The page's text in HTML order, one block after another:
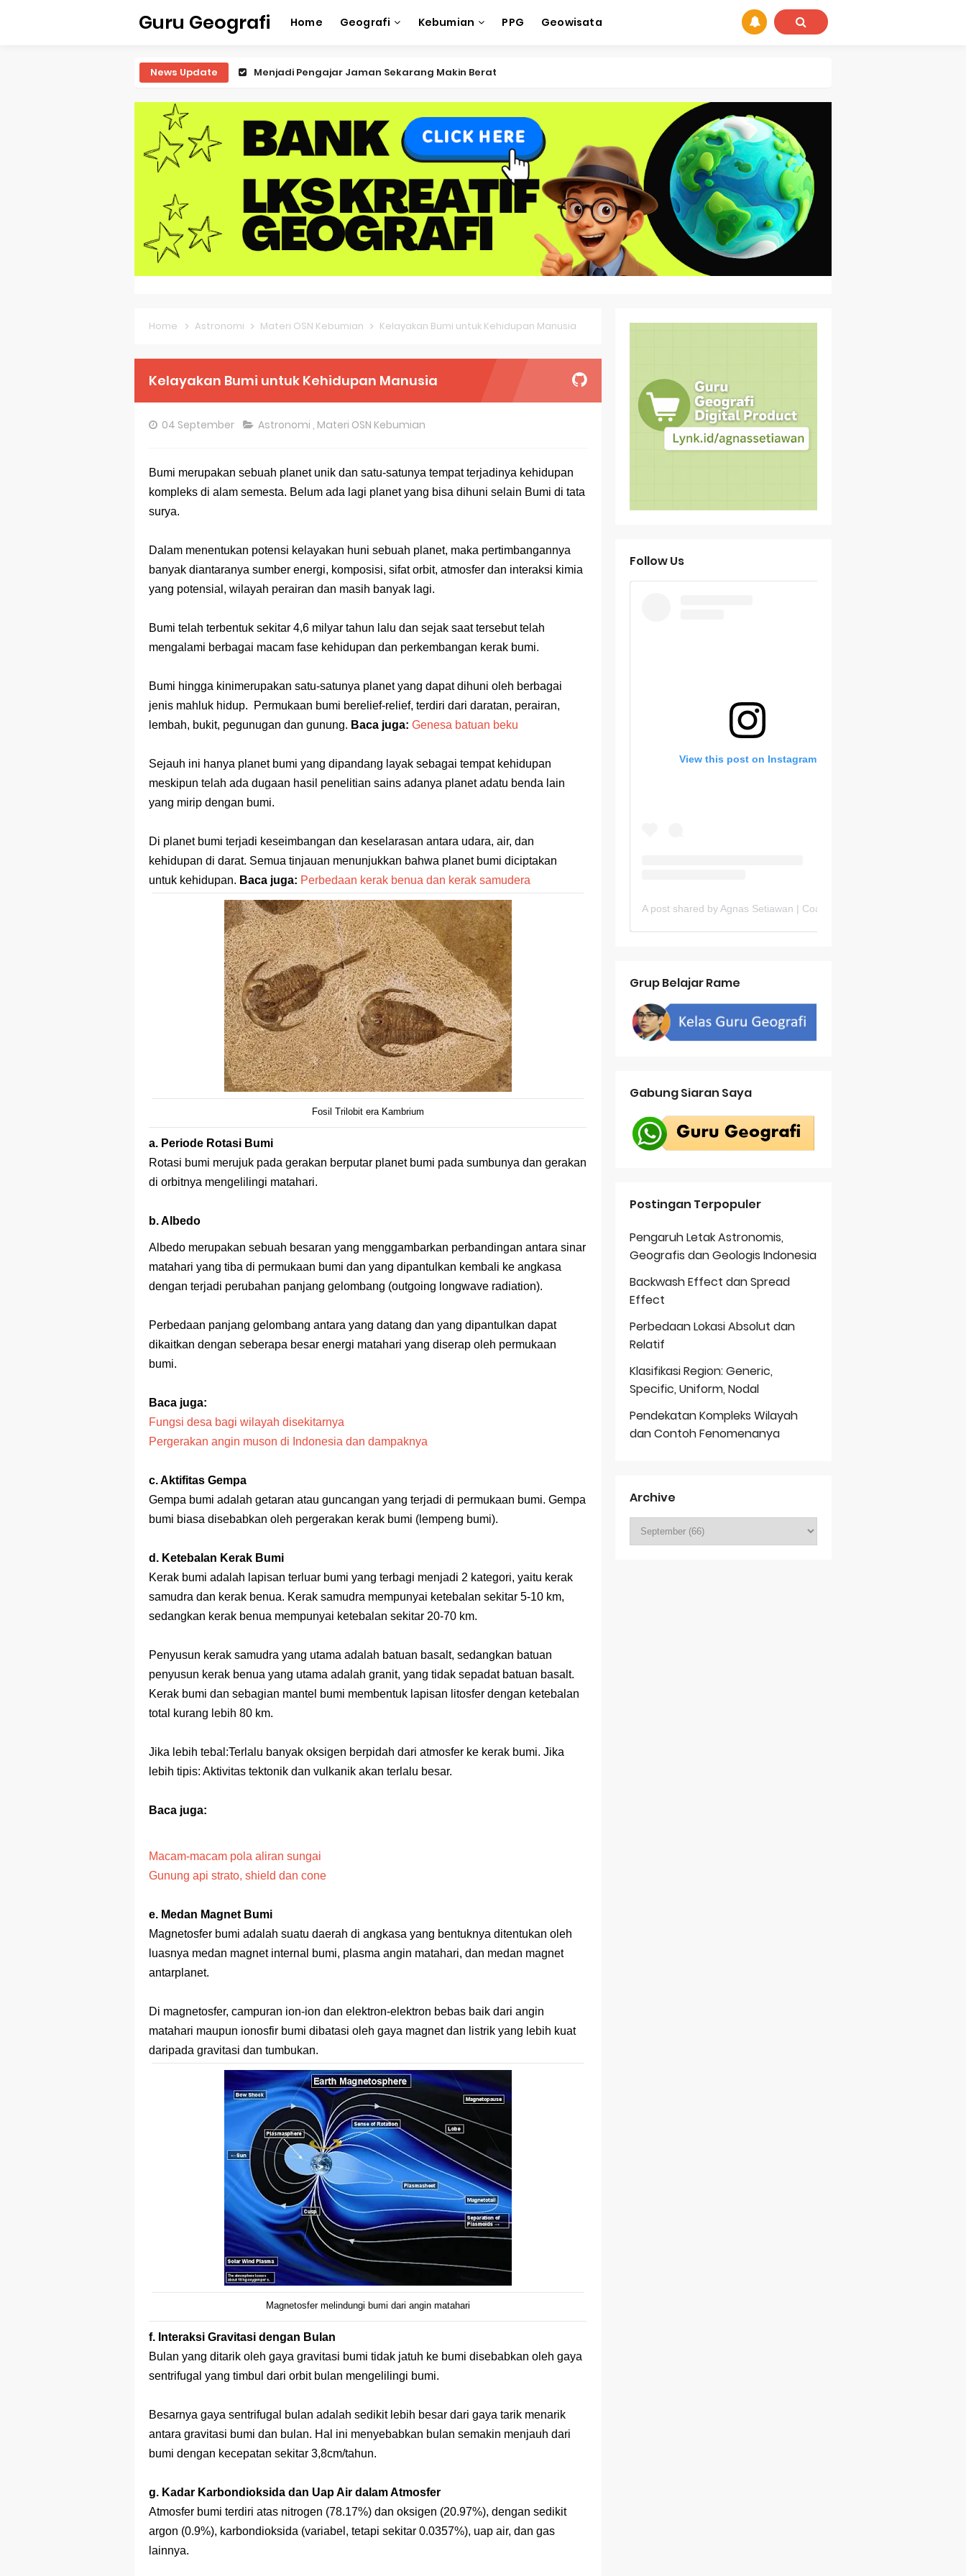
Guru Geografi Home Geografi Kebumian PPG Geowisata
News Update Latihan Prediksi Soal OSK Geografi 2026 Part Geografi Ekonomi
Latihan Prediksi Soal OSK Geografi 2026 Part Geografi Pertanian
Latihan Prediksi Soal OSK Geografi 2026 Part Geografi Budaya
Latihan Prediksi Soal OSK Geografi 2026 Part Dinamika Kota
Pembahasan Soal OSN-K Geografi 2025 No 51-55
Pembahasan Soal OSN-K Geografi 2025 No 46-50
Pembahasan Soal OSN-K Geografi 2025 No 41-45
Pembahasan Soal OSN-K Geografi 2025 No 21-25
Pembahasan Soal OSN-K Geografi 2025 No 16-20
Pembahasan Soal OSN-K Geografi 2025 No 11-15
Pembahasan Soal OSN-K Geografi 2025 No 6-10
Pembahasan Soal OSN-K Geografi 2025 No 1-5
Bencana Banjir Bandang di Sumatra Salah Manusia
Gratis, Pre Test Online Calon Pejuang OSN Geografi 2026
Prediksi Soal TKA Geografi Topik Konsep Geografi + Kunci
STOP Belajar Geografi Pakai Cara Lama! 😤 TKA 2025 Beda Level. Kuasai 150 Bank Soal HOTS Sekarang!
3 Jurus Sakti Menaklukkan Soal TKA Geografi [Wajib Baca]
Menjadi Pengajar Jaman Sekarang Makin Berat
Home Astronomi Materi OSN Kebumian Kelayakan Bumi untuk Kehidupan Manusia
Kelayakan Bumi untuk Kehidupan Manusia
04 September Astronomi , Materi OSN Kebumian
Bumi merupakan sebuah planet unik dan satu-satunya tempat terjadinya kehidupan
kompleks di alam semesta. Belum ada lagi planet yang bisa dihuni selain Bumi di tata
surya.
Dalam menentukan potensi kelayakan huni sebuah planet, maka pertimbangannya
banyak diantaranya sumber energi, komposisi, sifat orbit, atmosfer dan interaksi kimia
yang potensial, wilayah perairan dan masih banyak lagi.
Bumi telah terbentuk sekitar 4,6 milyar tahun lalu dan sejak saat tersebut telah
mengalami berbagai macam fase kehidupan dan perkembangan kerak bumi.
Bumi hingga kinimerupakan satu-satunya planet yang dapat dihuni oleh berbagai
jenis mahluk hidup. Permukaan bumi berelief-relief, terdiri dari daratan, perairan,
lembah, bukit, pegunugan dan gunung. Baca juga: Genesa batuan beku
Sejauh ini hanya planet bumi yang dipandang layak sebagai tempat kehidupan
meskipun telah ada dugaan hasil penelitian sains adanya planet adatu benda lain
yang mirip dengan bumi.
Di planet bumi terjadi keseimbangan dan keselarasan antara udara, air, dan
kehidupan di darat. Semua tinjauan menunjukkan bahwa planet bumi diciptakan
untuk kehidupan. Baca juga: Perbedaan kerak benua dan kerak samudera
Fosil Trilobit era Kambrium
a. Periode Rotasi Bumi
Rotasi bumi merujuk pada gerakan berputar planet bumi pada sumbunya dan gerakan
di orbitnya mengelilingi matahari.
b. Albedo
Albedo merupakan sebuah besaran yang menggambarkan perbandingan antara sinar
matahari yang tiba di permukaan bumi dan yang dipantulkan kembali ke angkasa
dengan terjadi perubahan panjang gelombang (outgoing longwave radiation).
Perbedaan panjang gelombang antara yang datang dan yang dipantulkan dapat
dikaitkan dengan seberapa besar energi matahari yang diserap oleh permukaan
bumi.
Baca juga:
Fungsi desa bagi wilayah disekitarnya
Pergerakan angin muson di Indonesia dan dampaknya
c. Aktifitas Gempa
Gempa bumi adalah getaran atau guncangan yang terjadi di permukaan bumi. Gempa
bumi biasa disebabkan oleh pergerakan kerak bumi (lempeng bumi).
d. Ketebalan Kerak Bumi
Kerak bumi adalah lapisan terluar bumi yang terbagi menjadi 2 kategori, yaitu kerak
samudra dan kerak benua. Kerak samudra mempunyai ketebalan sekitar 5-10 km,
sedangkan kerak benua mempunyai ketebalan sekitar 20-70 km.
Penyusun kerak samudra yang utama adalah batuan basalt, sedangkan batuan
penyusun kerak benua yang utama adalah granit, yang tidak sepadat batuan basalt.
Kerak bumi dan sebagian mantel bumi membentuk lapisan litosfer dengan ketebalan
total kurang lebih 80 km.
Jika lebih tebal:Terlalu banyak oksigen berpidah dari atmosfer ke kerak bumi. Jika
lebih tipis: Aktivitas tektonik dan vulkanik akan terlalu besar.
Baca juga:
Macam-macam pola aliran sungai
Gunung api strato, shield dan cone
e. Medan Magnet Bumi
Magnetosfer bumi adalah suatu daerah di angkasa yang bentuknya ditentukan oleh
luasnya medan magnet internal bumi, plasma angin matahari, dan medan magnet
antarplanet.
Di magnetosfer, campuran ion-ion dan elektron-elektron bebas baik dari angin
matahari maupun ionosfir bumi dibatasi oleh gaya magnet dan listrik yang lebih kuat
daripada gravitasi dan tumbukan.
Magnetosfer melindungi bumi dari angin matahari
f. Interaksi Gravitasi dengan Bulan
Bulan yang ditarik oleh gaya gravitasi bumi tidak jatuh ke bumi disebabkan oleh gaya
sentrifugal yang timbul dari orbit bulan mengelilingi bumi.
Besarnya gaya sentrifugal bulan adalah sedikit lebih besar dari gaya tarik menarik
antara gravitasi bumi dan bulan. Hal ini menyebabkan bulan semakin menjauh dari
bumi dengan kecepatan sekitar 3,8cm/tahun.
g. Kadar Karbondioksida dan Uap Air dalam Atmosfer
Atmosfer bumi terdiri atas nitrogen (78.17%) dan oksigen (20.97%), dengan sedikit
argon (0.9%), karbondioksida (variabel, tetapi sekitar 0.0357%), uap air, dan gas
lainnya.
Follow Us
View this post on Instagram
Grup Belajar Rame
Gabung Siaran Saya
Postingan Terpopuler
Pengaruh Letak Astronomis,
Geografis dan Geologis Indonesia
Backwash Effect dan Spread
Effect
Perbedaan Lokasi Absolut dan
Relatif
Klasifikasi Region: Generic,
Specific, Uniform, Nodal
Pendekatan Kompleks Wilayah
dan Contoh Fenomenanya
Archive